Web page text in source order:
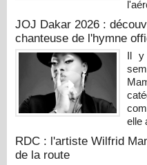
JOJ Dakar 2026 :
chanteuse de l'hymne
Il y
elle
RDC : l'artiste Wilfrid
de la route